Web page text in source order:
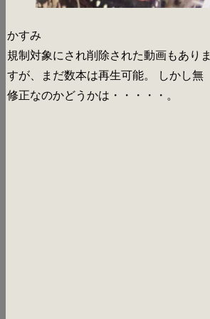
かすみ
規制対象にされ削除された動画もありま
すが、まだ数本は再生可能。 しかし無
修正なのかどうかは・・・・・。